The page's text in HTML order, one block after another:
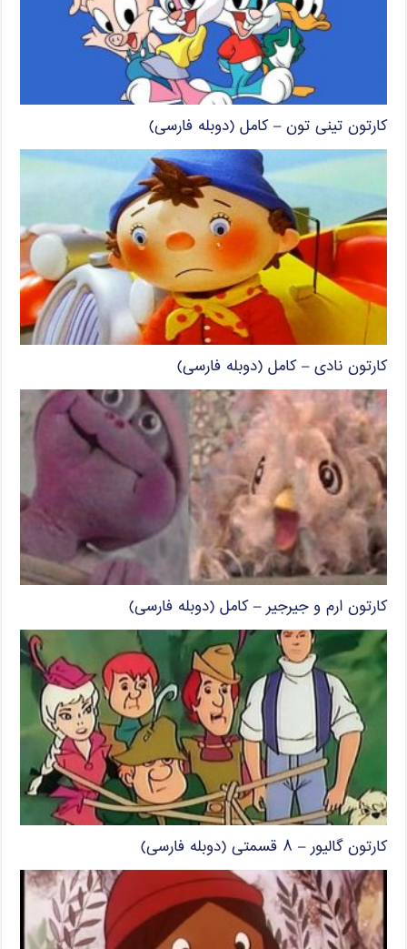
کارتون تینی تون – کامل (دوبله فارسی)
کارتون نادی – کامل (دوبله فارسی)
کارتون ارم و جیرجیر – کامل (دوبله فارسی)
کارتون گالیور – ۸ قسمتی (دوبله فارسی)